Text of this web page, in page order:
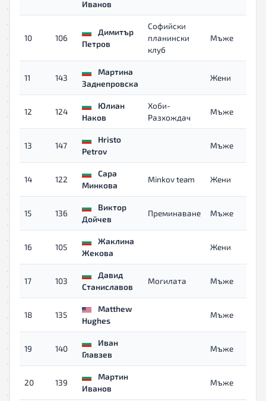
Иванов
10 106
Димитър
Петров
Софийски
планински
клуб
Мъже
11 143
Мартина
Заднепровска
Жени
12 124
Юлиан
Наков
Хоби-
Разхождач
Мъже
13 147
Hristo
Petrov
Мъже
14 122
Сара
Минкова
Minkov team Жени
15 136
Виктор
Дойчев
Преминаване Мъже
16 105
Жаклина
Жекова
Жени
17 103
Давид
Станиславов
Могилата Мъже
18 135
Matthew
Hughes
Мъже
19 140
Иван
Главзев
Мъже
20 139
Мартин
Иванов
Мъже